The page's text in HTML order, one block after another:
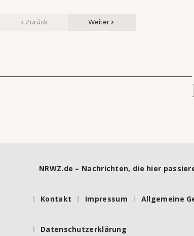
Zurück Weiter
NRWZ.de – Nachrichten, die hier
Kontakt Impressum Allgemeine
Datenschutzerklärung